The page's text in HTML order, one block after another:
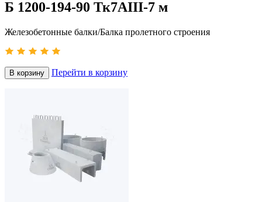
Б 1200-194-90 Тк7АIII-7 м
Железобетонные балки/Балка пролетного строения
В корзину Перейти в корзину